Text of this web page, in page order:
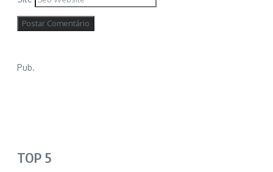
Pub.
TOP 5